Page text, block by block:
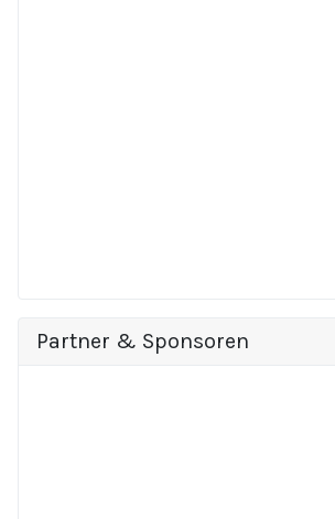
Partner & Sponsoren